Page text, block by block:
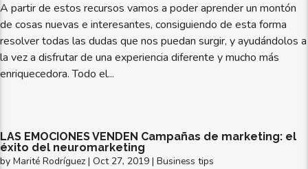
A partir de estos recursos vamos a poder aprender un montón
de cosas nuevas e interesantes, consiguiendo de esta forma
resolver todas las dudas que nos puedan surgir, y ayudándolos a
la vez a disfrutar de una experiencia diferente y mucho más
enriquecedora. Todo el...
LAS EMOCIONES VENDEN Campañas de marketing: el
éxito del neuromarketing
by Marité Rodríguez | Oct 27, 2019 | Business tips